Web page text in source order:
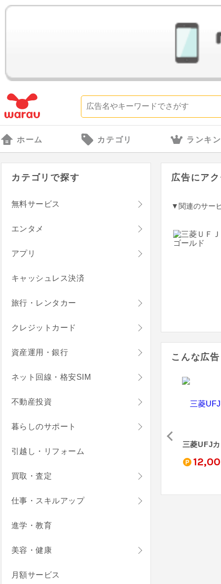
ホーム カテゴリ ランキ
広告にア
▼関連のサー
こんな広
三菱UFJ
カテゴリで探す
無料サービス
エンタメ
アプリ
キャッシュレス決済
旅行・レンタカー
クレジットカード
資産運用・銀行
ネット回線・格安SIM
不動産投資
暮らしのサポート
引越し・リフォーム
買取・査定
仕事・スキルアップ
進学・教育
美容・健康
月額サービス